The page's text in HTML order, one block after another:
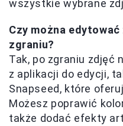
wszystkie wybrane
Czy można
zgraniu?
Tak, po zgraniu
z aplikacji do edycji,
Snapseed, które
Możesz poprawić
także dodać efekty